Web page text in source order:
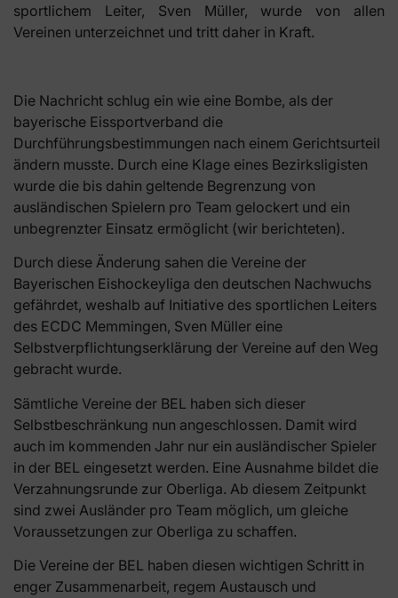
sportlichem Leiter, Sven Müller, wurde von allen
Vereinen unterzeichnet und tritt daher in Kraft.
Die Nachricht schlug ein wie eine Bombe, als der
bayerische Eissportverband die
Durchführungsbestimmungen nach einem Gerichtsurteil
ändern musste. Durch eine Klage eines Bezirksligisten
wurde die bis dahin geltende Begrenzung von
ausländischen Spielern pro Team gelockert und ein
unbegrenzter Einsatz ermöglicht (wir berichteten).
Durch diese Änderung sahen die Vereine der
Bayerischen Eishockeyliga den deutschen Nachwuchs
gefährdet, weshalb auf Initiative des sportlichen Leiters
des ECDC Memmingen, Sven Müller eine
Selbstverpflichtungserklärung der Vereine auf den Weg
gebracht wurde.
Sämtliche Vereine der BEL haben sich dieser
Selbstbeschränkung nun angeschlossen. Damit wird
auch im kommenden Jahr nur ein ausländischer Spieler
in der BEL eingesetzt werden. Eine Ausnahme bildet die
Verzahnungsrunde zur Oberliga. Ab diesem Zeitpunkt
sind zwei Ausländer pro Team möglich, um gleiche
Voraussetzungen zur Oberliga zu schaffen.
Die Vereine der BEL haben diesen wichtigen Schritt in
enger Zusammenarbeit, regem Austausch und